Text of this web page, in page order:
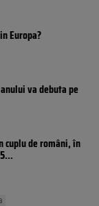
Europa?
va debuta pe
cuplu de români, în